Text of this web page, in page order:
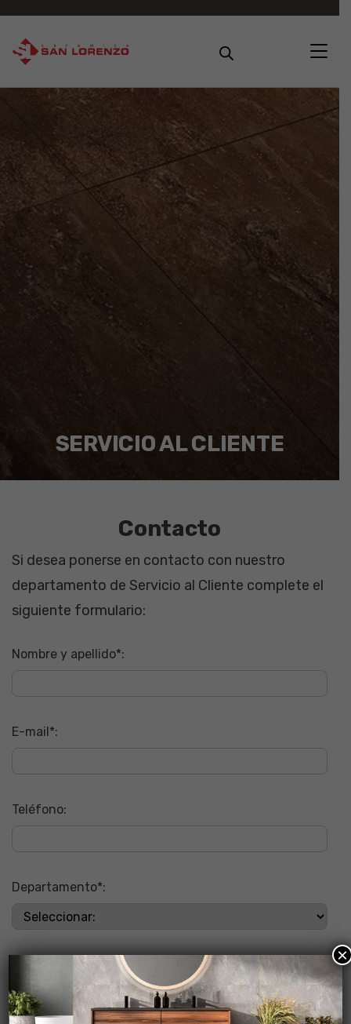
SERVICIO AL CLIENTE
Contacto
Si desea ponerse en contacto con nuestro
departamento de Servicio al Cliente complete el
siguiente formulario:
Nombre y apellido*:
E-mail*:
Teléfono:
Departamento*:
Actividad*: ×